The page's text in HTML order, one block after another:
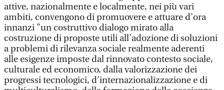
attive, nazionalmente e localmente, nei più vari
ambiti, convengono di promuovere e attuare d’ora
innanzi "un costruttivo dialogo mirato alla
costruzione di proposte utili all’adozione di soluzioni
a problemi di rilevanza sociale realmente aderenti
alle esigenze imposte dal rinnovato contesto sociale,
culturale ed economico, dalla valorizzazione dei
progressi tecnologici, d’internazionalizzazione e di